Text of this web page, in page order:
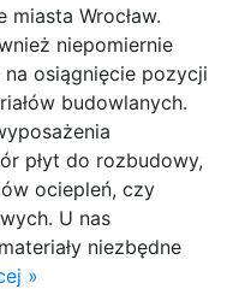
miasta Wrocław.
niepomiernie
osiągnięcie pozycji
budowlanych.
płyt do rozbudowy,
ociepleń, czy
U nas
niezbędne
»